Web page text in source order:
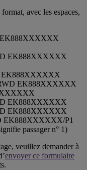
avec les espaces,
EK888XXXXXX
EK888XXXXXX
EK888XXXXXX
EK888XXXXXX
EK888XXXXXX
EK888XXXXXX/P1
passager n° 1)
veuillez demander à
envoyer ce formulaire